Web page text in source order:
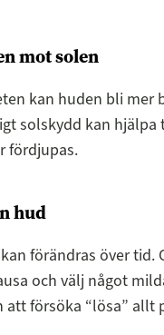
mot solen
kan huden bli mer
solskydd kan
fördjupas.
hud
förändras över
och välj något
försöka “lösa” allt